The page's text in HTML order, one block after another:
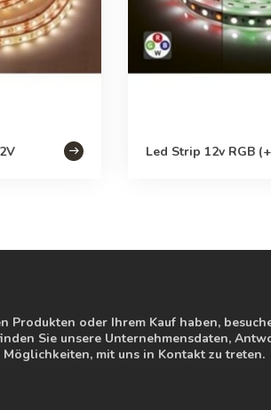
Led Strip 12v RGB
Produkten oder Ihrem Kauf haben,
Sie unsere Unternehmensdaten,
mit uns in Kontakt zu treten.